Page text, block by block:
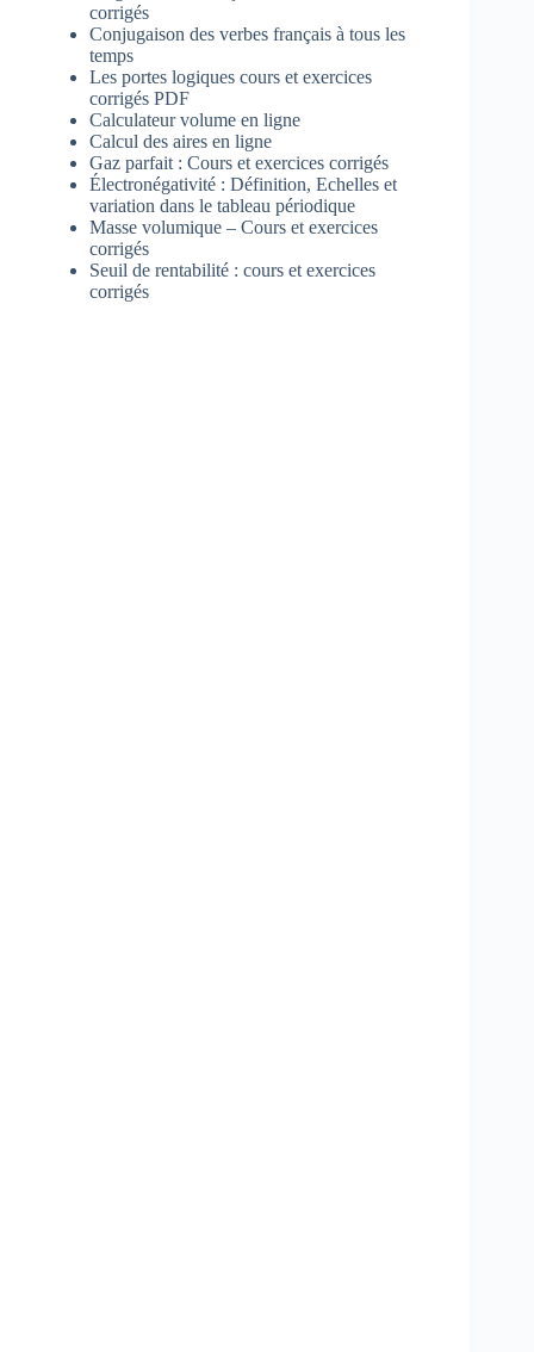
corrigés
Conjugaison des verbes français à tous les
temps
Les portes logiques cours et exercices
corrigés PDF
Calculateur volume en ligne
Calcul des aires en ligne
Gaz parfait : Cours et exercices corrigés
Électronégativité : Définition, Echelles et
variation dans le tableau périodique
Masse volumique – Cours et exercices
corrigés
Seuil de rentabilité : cours et exercices
corrigés